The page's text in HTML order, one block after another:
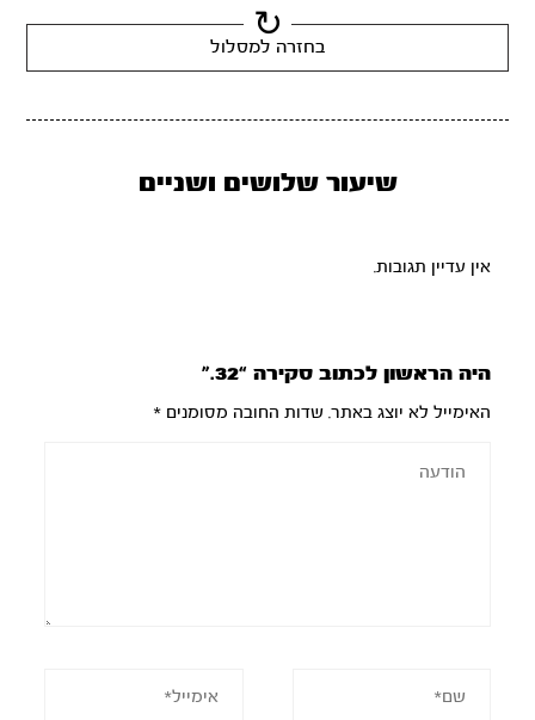
בחזרה למסלול
שיעור שלושים ושניים
אין עדיין תגובות.
היה הראשון לכתוב סקירה “32.”
האימייל לא יוצג באתר. שדות החובה מסומנים*